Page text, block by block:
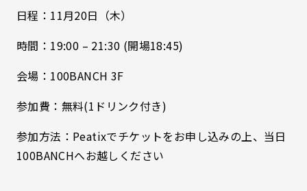
日程：11月20日（木）
時間：19:00 – 21:30 (開場18:45)
会場：100BANCH 3F
参加費：無料(1ドリンク付き)
参加方法：Peatixでチケットをお申し込みの上、当日
100BANCHへお越しください